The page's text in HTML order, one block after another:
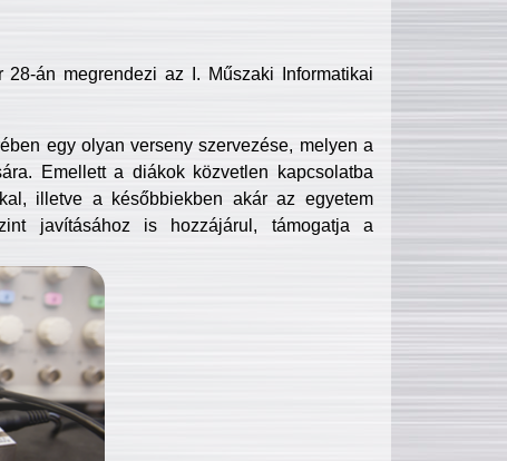
án megrendezi az I. Műszaki Informatikai
egy olyan verseny szervezése, melyen a
Emellett a diákok közvetlen kapcsolatba
illetve a későbbiekben akár az egyetem
javításához is hozzájárul, támogatja a